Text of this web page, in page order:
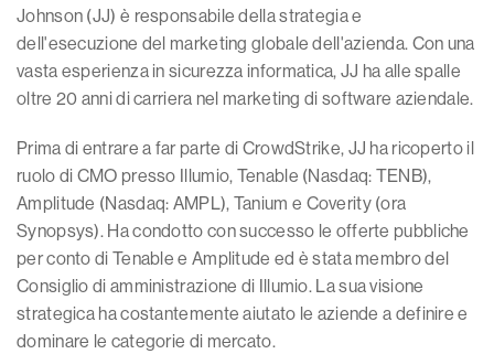
Johnson (JJ) è responsabile della strategia e
dell'esecuzione del marketing globale dell'azienda. Con una
vasta esperienza in sicurezza informatica, JJ ha alle spalle
oltre 20 anni di carriera nel marketing di software aziendale.
Prima di entrare a far parte di CrowdStrike, JJ ha ricoperto il
ruolo di CMO presso Illumio, Tenable (Nasdaq: TENB),
Amplitude (Nasdaq: AMPL), Tanium e Coverity (ora
Synopsys). Ha condotto con successo le offerte pubbliche
per conto di Tenable e Amplitude ed è stata membro del
Consiglio di amministrazione di Illumio. La sua visione
strategica ha costantemente aiutato le aziende a definire e
dominare le categorie di mercato.